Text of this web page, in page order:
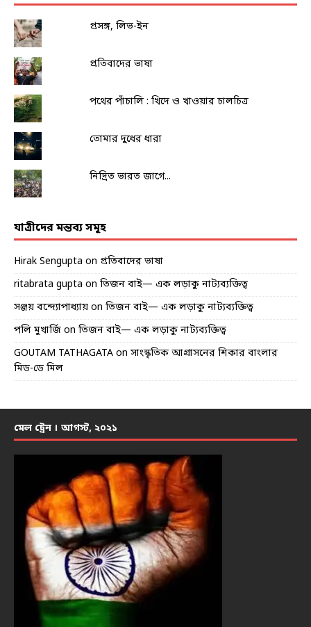
প্রসঙ্গ, লিভ-ইন
প্রতিবাদের ভাষা
পথের পাঁচালি : খিদে ও খাওয়ার চালচিত্র
তোমার দুধের ধারা
নিদ্রিত ভারত জাগে...
যাত্রীদের মন্তব্য সমূহ
Hirak Sengupta on প্রতিবাদের ভাষা
ritabrata gupta on তিজন বাই— এক লড়াকু নাট্যব্যক্তিত্ব
সঞ্জয় বন্দ্যোপাধ্যায় on তিজন বাই— এক লড়াকু নাট্যব্যক্তিত্ব
পলি মুখার্জি on তিজন বাই— এক লড়াকু নাট্যব্যক্তিত্ব
GOUTAM TATHAGATA on সাংস্কৃতিক আগ্রাসনের শিকার বাংলার
মিড-ডে মিল
মেল ট্রেন । আগস্ট, ২০২১